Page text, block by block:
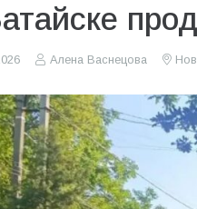
Алена Васнецова